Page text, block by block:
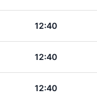
12:40
12:40
12:40